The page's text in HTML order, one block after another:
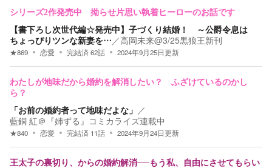
シリーズ2作発売中 拗らせ片思い執着ヒーローのお話です
【書下ろし次世代編☆発売中】子づくり結婚！ ～公爵令息は
ちょっぴりツンな新妻を… ／高岡未来@3/25黒狼王新刊
★869 恋愛 完結済62話 2024年9月25日更新
わたしが地味だから婚約を解消したい？ ふざけているのかし
ら？
「お前の婚約者って地味だよな」 ／
藍銅 紅＠『姉ずる』コミカライズ連載中
★840 恋愛 完結済 11話 2024年9月24日更新
王太子の裏切り、からの婚約解消──もう私、自由にさせてもらい